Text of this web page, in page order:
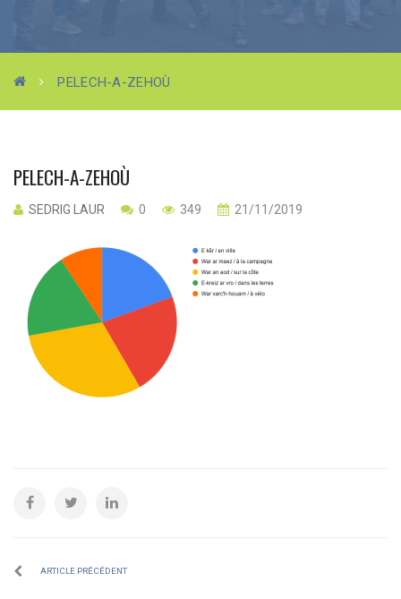
PELECH-A-ZEHOÙ
PELECH-A-ZEHOÙ
SEDRIG LAUR 0 349 21/11/2019
ARTICLE PRÉCÉDENT